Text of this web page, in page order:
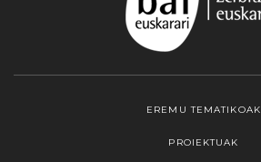
EREMU TEMATIKOAK
PROIEKTUAK